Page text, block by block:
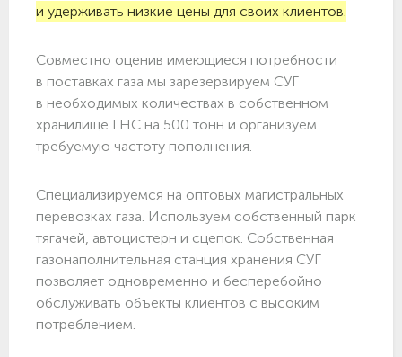
и удерживать низкие цены для своих клиентов.
Совместно оценив имеющиеся потребности
в поставках газа мы зарезервируем СУГ
в необходимых количествах в собственном
хранилище ГНС на 500 тонн и организуем
требуемую частоту пополнения.
Специализируемся на оптовых магистральных
перевозках газа. Используем собственный парк
тягачей, автоцистерн и сцепок. Собственная
газонаполнительная станция хранения СУГ
позволяет одновременно и бесперебойно
обслуживать объекты клиентов с высоким
потреблением.